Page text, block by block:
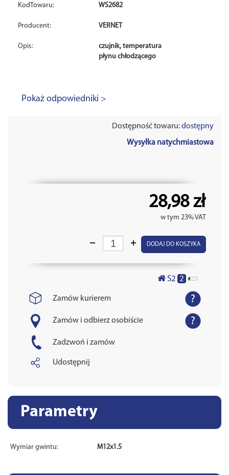
KodTowaru: WS2682
Producent: VERNET
Opis:
czujnik, temperatura
płynu chłodzącego
Pokaż odpowiedniki >
Dostępność towaru:dostępny
Wysyłka natychmiastowa
28,98 zł
w tym 23% VAT
DODAJ DO KOSZYKA
S2 2
Zamów kurierem
Zamów i odbierz osobiście
Zadzwoń i zamów
Udostępnij
Parametry
Wymiar gwintu: M12x1.5